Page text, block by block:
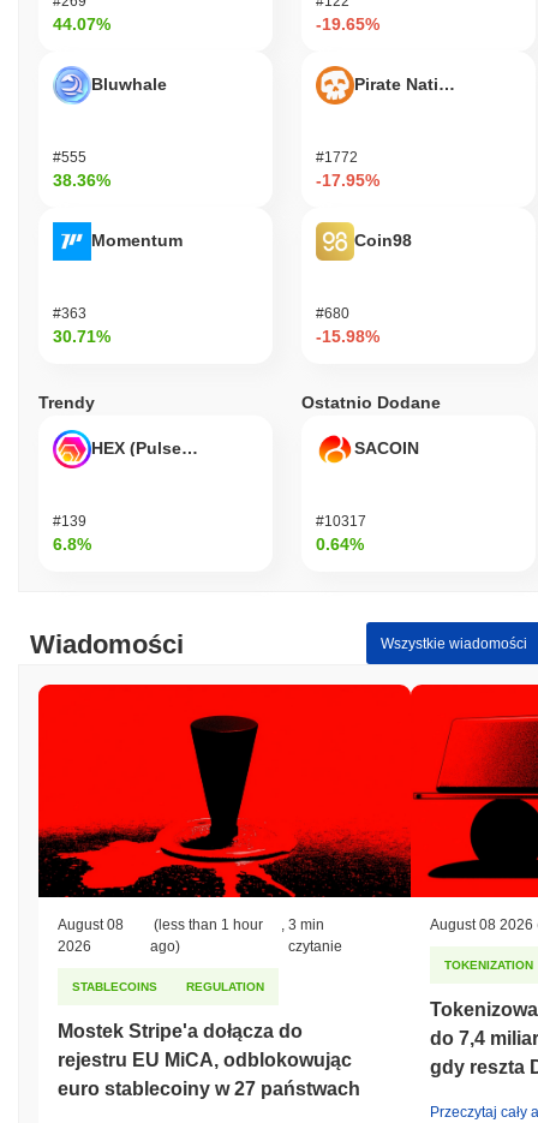
44.07%
Bluwhale
#555
38.36%
Momentum
#363
30.71%
-19.65%
Pirate Nation Token
#1772
-17.95%
Coin98
#680
-15.98%
Trendy
HEX (Pulsechain)
#139
6.8%
Ostatnio Dodane
SACOIN
#10317
0.64%
Wiadomości Wszystkie wiadomości
August 08
2026
(less than 1 hour
ago)
,3 min
czytanie
STABLECOINS REGULATION
Mostek Stripe'a dołącza do
rejestru EU MiCA, odblokowując
euro stablecoiny w 27 państwach
August 08 2026
TOKENIZATION
do 7,4
gdy reszta
Przeczytaj cały